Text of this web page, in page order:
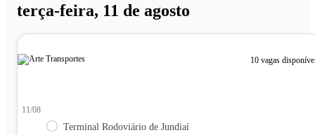
terça-feira, 11 de agosto
10 vagas
11/08
Terminal Rodoviário de Jundiaí